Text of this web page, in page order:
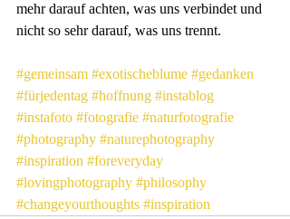
mehr darauf achten, was uns verbindet und
nicht so sehr darauf, was uns trennt.
#gemeinsam #exotischeblume #gedanken
#fürjedentag #hoffnung #instablog
#instafoto #fotografie #naturfotografie
#photography #naturephotography
#inspiration #foreveryday
#lovingphotography #philosophy
#changeyourthoughts #inspiration